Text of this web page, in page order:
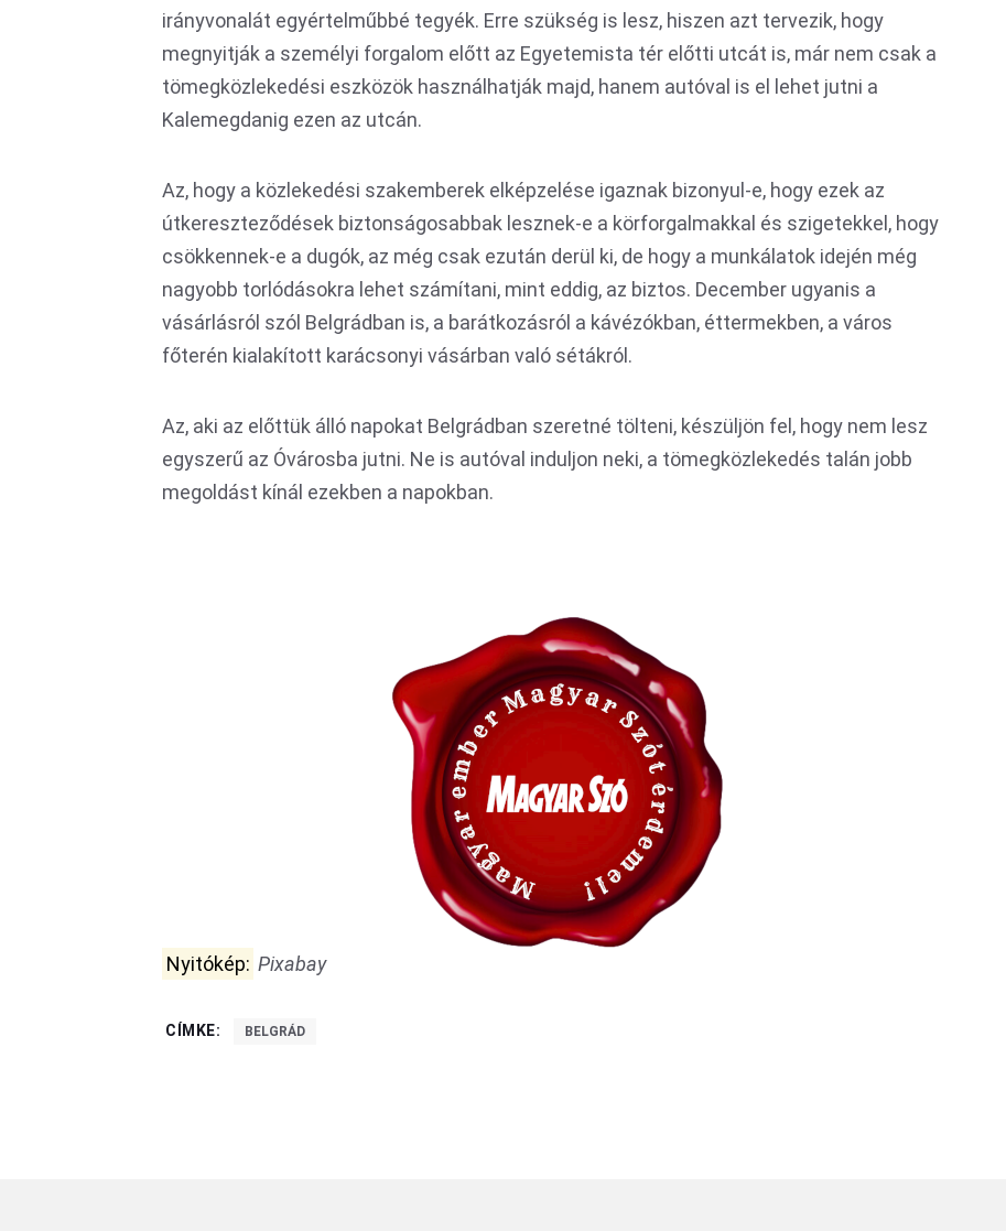
irányvonalát egyértelműbbé tegyék. Erre szükség is lesz, hiszen azt tervezik, hogy
megnyitják a személyi forgalom előtt az Egyetemista tér előtti utcát is, már nem csak a
tömegközlekedési eszközök használhatják majd, hanem autóval is el lehet jutni a
Kalemegdanig ezen az utcán.
Az, hogy a közlekedési szakemberek elképzelése igaznak bizonyul-e, hogy ezek az
útkereszteződések biztonságosabbak lesznek-e a körforgalmakkal és szigetekkel, hogy
csökkennek-e a dugók, az még csak ezután derül ki, de hogy a munkálatok idején még
nagyobb torlódásokra lehet számítani, mint eddig, az biztos. December ugyanis a
vásárlásról szól Belgrádban is, a barátkozásról a kávézókban, éttermekben, a város
főterén kialakított karácsonyi vásárban való sétákról.
Az, aki az előttük álló napokat Belgrádban szeretné tölteni, készüljön fel, hogy nem lesz
egyszerű az Óvárosba jutni. Ne is autóval induljon neki, a tömegközlekedés talán jobb
megoldást kínál ezekben a napokban.
Nyitókép: Pixabay
CÍMKE: BELGRÁD